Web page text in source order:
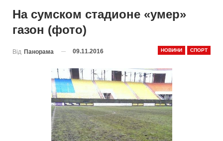
На cумском стадионе «умер»
газон (фото)
НОВИНИ СПОРТ
Від Панорама 09.11.2016